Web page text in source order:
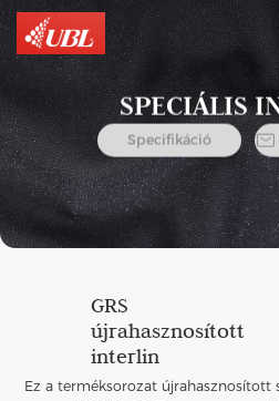
SPECIÁLIS
Specifikáció 
GRS
újrahasznosított
interlin
Ez a terméksorozat újrahasznosított